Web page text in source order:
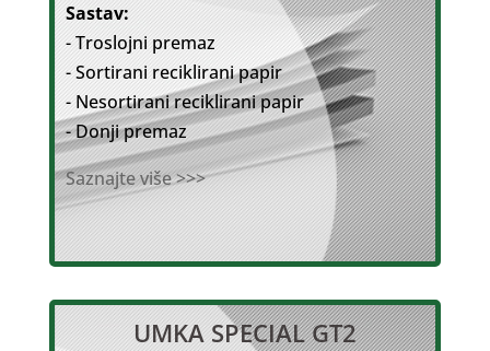
Sastav:
- Troslojni premaz
- Sortirani reciklirani papir
- Nesortirani reciklirani papir
- Donji premaz
Saznajte više >>>
UMKA SPECIAL GT2